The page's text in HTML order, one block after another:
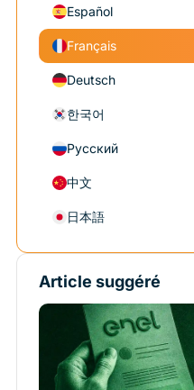
Español
Français
Deutsch
한국어
Русский
中文
日本語
Article suggéré